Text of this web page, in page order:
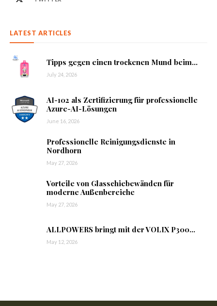
LATEST ARTICLES
Tipps gegen einen trockenen Mund beim...
July 24, 2026
AI-102 als Zertifizierung für professionelle
Azure-AI-Lösungen
June 16, 2026
Professionelle Reinigungsdienste in
Nordhorn
May 27, 2026
Vorteile von Glasschiebewänden für
moderne Außenbereiche
May 27, 2026
ALLPOWERS bringt mit der VOLIX P300...
May 12, 2026